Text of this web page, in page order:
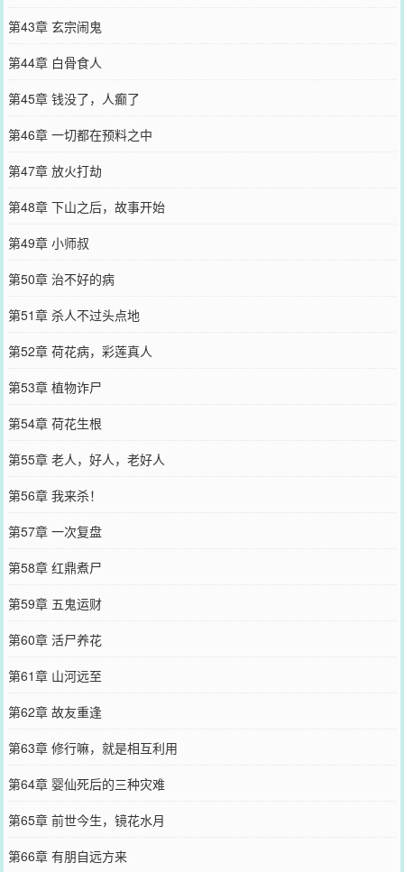
第43章 玄宗闹鬼
第44章 白骨食人
第45章 钱没了，人癫了
第46章 一切都在预料之中
第47章 放火打劫
第48章 下山之后，故事开始
第49章 小师叔
第50章 治不好的病
第51章 杀人不过头点地
第52章 荷花病，彩莲真人
第53章 植物诈尸
第54章 荷花生根
第55章 老人，好人，老好人
第56章 我来杀！
第57章 一次复盘
第58章 红鼎煮尸
第59章 五鬼运财
第60章 活尸养花
第61章 山河远至
第62章 故友重逢
第63章 修行嘛，就是相互利用
第64章 婴仙死后的三种灾难
第65章 前世今生，镜花水月
第66章 有朋自远方来